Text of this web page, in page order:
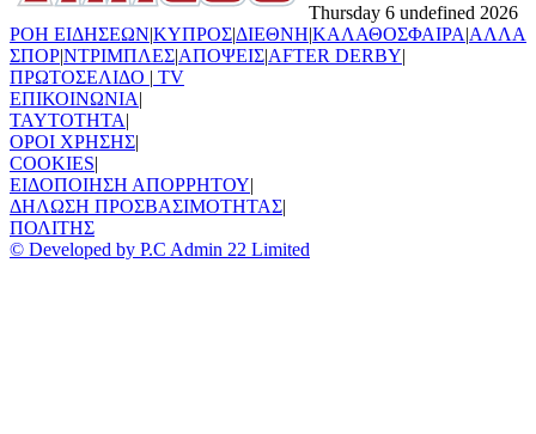
Thursday 6 undefined 2026
ΡΟΗ ΕΙΔΗΣΕΩΝ|ΚΥΠΡΟΣ|ΔΙΕΘΝΗ|ΚΑΛΑΘΟΣΦΑΙΡΑ|ΑΛΛΑ
ΣΠΟΡ|ΝΤΡΙΜΠΛΕΣ|ΑΠΟΨΕΙΣ|AFTER DERBY|
ΠΡΩΤΟΣΕΛΙΔΟ | TV
ΕΠΙΚΟΙΝΩΝΙΑ|
TAYTOTHTA|
ΟΡΟΙ ΧΡΗΣΗΣ|
COOKIES|
ΕΙΔΟΠΟΙΗΣΗ ΑΠΟΡΡΗΤΟΥ|
ΔΗΛΩΣΗ ΠΡΟΣΒΑΣΙΜΟΤΗΤΑΣ|
ΠΟΛΙΤΗΣ
© Developed by P.C Admin 22 Limited